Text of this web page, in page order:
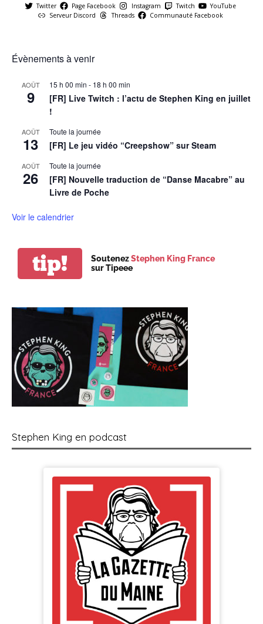
Twitter Page Facebook Instagram Twitch
YouTube
Serveur Discord
Threads Communauté Facebook
Évènements à venir
AOÛT
9
15 h 00 min - 18 h 00 min
[FR] Live Twitch : l’actu de Stephen King en juillet
!
AOÛT
13
Toute la journée
[FR] Le jeu vidéo “Creepshow” sur Steam
AOÛT
26
Toute la journée
[FR] Nouvelle traduction de “Danse Macabre” au
Livre de Poche
Voir le calendrier
tip! SoutenezStephen King France
sur Tipeee
Stephen King en podcast